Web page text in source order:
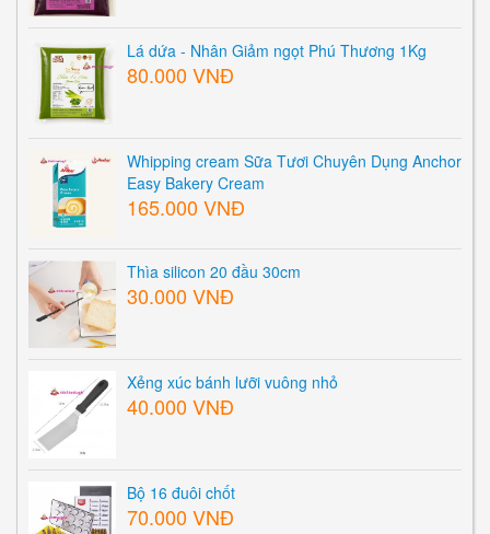
Lá dứa - Nhân Giảm ngọt Phú Thương 1Kg
80.000 VNĐ
Whipping cream Sữa Tươi Chuyên Dụng Anchor
Easy Bakery Cream
165.000 VNĐ
Thìa silicon 20 đầu 30cm
30.000 VNĐ
Xẻng xúc bánh lưỡi vuông nhỏ
40.000 VNĐ
Bộ 16 đuôi chốt
70.000 VNĐ